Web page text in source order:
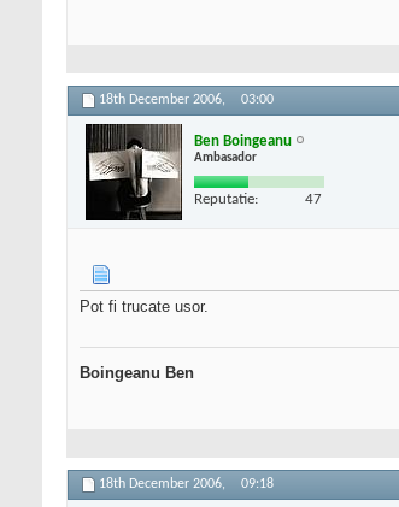
18th December 2006, 03:00
Ben Boingeanu
Ambasador
Reputatie: 47
Pot fi trucate usor.
Boingeanu Ben
18th December 2006, 09:18